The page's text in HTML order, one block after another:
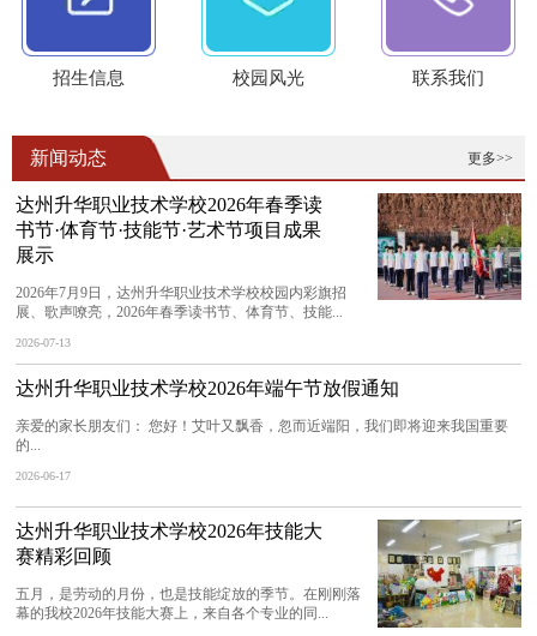
招生信息 校园风光 联系我们
更多>>
新闻动态
达州升华职业技术学校2026年春季读
书节·体育节·技能节·艺术节项目成果
展示
2026年7月9日，达州升华职业技术学校校园内彩旗招
展、歌声嘹亮，2026年春季读书节、体育节、技能...
2026-07-13
达州升华职业技术学校2026年端午节放假通知
亲爱的家长朋友们： 您好！艾叶又飘香，忽而近端阳，我们即将迎来我国重要
的...
2026-06-17
达州升华职业技术学校2026年技能大
赛精彩回顾
五月，是劳动的月份，也是技能绽放的季节。在刚刚落
幕的我校2026年技能大赛上，来自各个专业的同...